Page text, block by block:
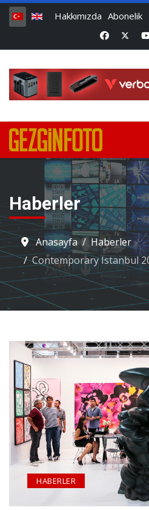
Hakkımızda Abonelik
Haberler
Anasayfa
Haberler
Contemporary Istanbul
HABERLER